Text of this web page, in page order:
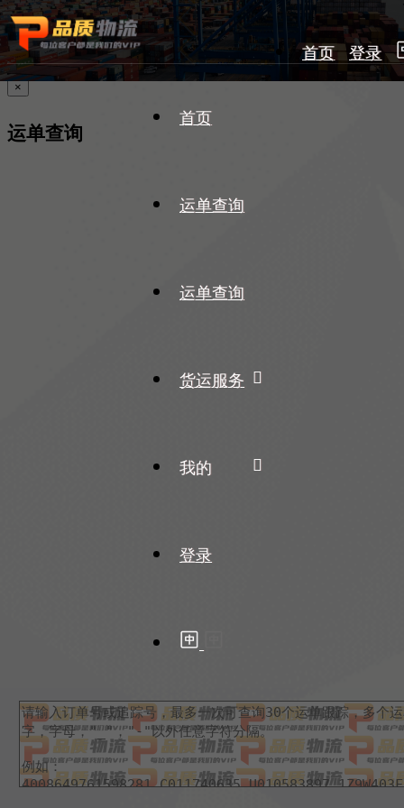
首页 登录
首页
运单查询
运单查询
货运服务
我的
登录
×
运单查询